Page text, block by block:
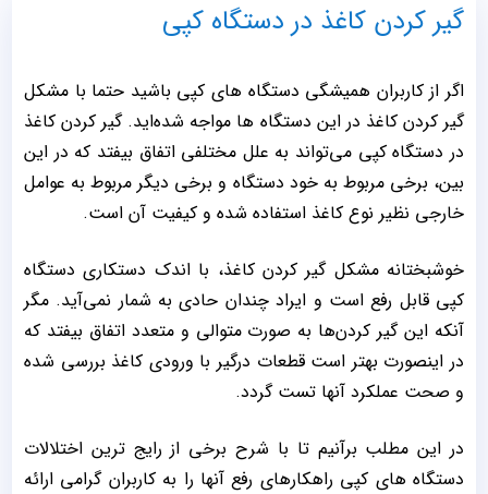
گیر کردن کاغذ در دستگاه کپی
اگر از کاربران همیشگی دستگاه‌ های کپی باشید حتما با مشکل
گیر کردن کاغذ در این دستگاه‌ ها مواجه شده‌اید. گیر کردن کاغذ
در دستگاه کپی می‌تواند به علل مختلفی اتفاق بیفتد که در این
بین، برخی مربوط به خود دستگاه و برخی دیگر مربوط به عوامل
خارجی نظیر نوع کاغذ استفاده شده و کیفیت آن است.
خوشبختانه مشکل گیر کردن کاغذ، با اندک دستکاری دستگاه
کپی قابل رفع است و ایراد چندان حادی به شمار نمی‌آید. مگر
آنکه این گیر کردن‌ها به صورت متوالی و متعدد اتفاق بیفتد که
در اینصورت بهتر است قطعات درگیر با ورودی کاغذ بررسی شده
و صحت عملکرد آنها تست گردد.
در این مطلب برآنیم تا با شرح برخی از رایج ترین اختلالات
دستگاه های کپی راهکارهای رفع آنها را به کاربران گرامی ارائه